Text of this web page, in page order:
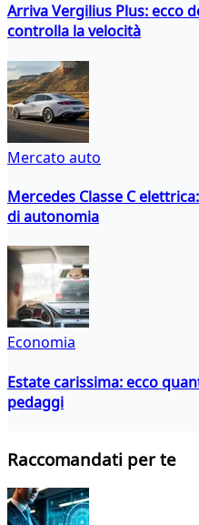
Arriva Vergilius Plus: ecco
controlla la velocità
Mercato auto
Mercedes Classe C
di autonomia
Economia
Estate carissima: ecco
pedaggi
Raccomandati per te